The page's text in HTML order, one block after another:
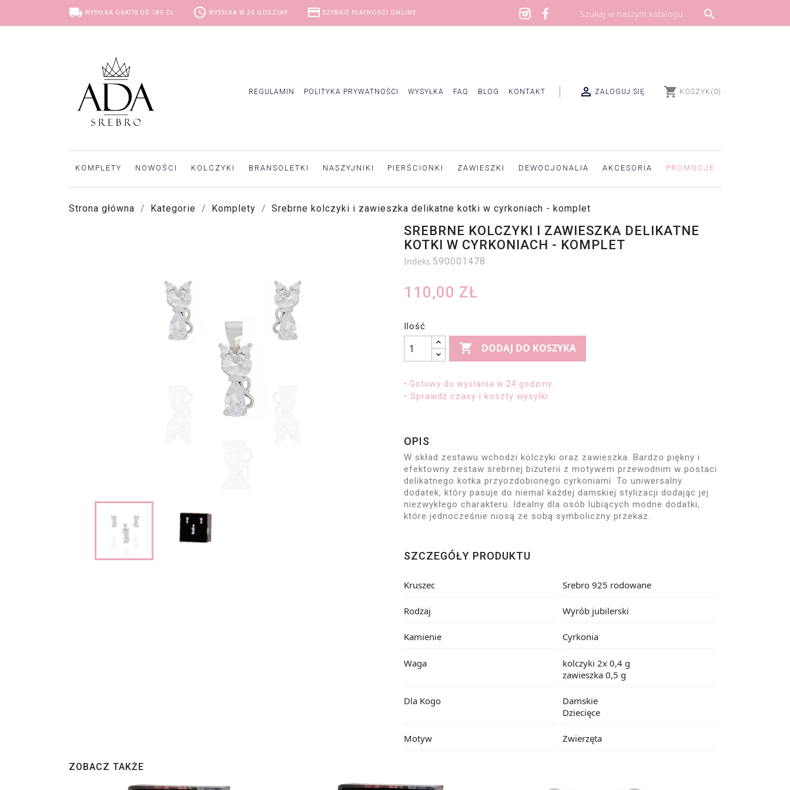
local_shipping WYSYŁKA GRATIS OD 189 ZŁ access_time WYSYŁKA W 24 GODZINY credit_card SZYBKIE PŁATNOŚCI ONLINE 
REGULAMIN POLITYKA PRYWATNOŚCI WYSYŁKA FAQ BLOG KONTAKT  ZALOGUJ SIĘ shopping_cart KOSZYK (0)
KOMPLETY NOWOŚCI KOLCZYKI BRANSOLETKI NASZYJNIKI PIERŚCIONKI ZAWIESZKI DEWOCJONALIA AKCESORIA PROMOCJE
Strona główna Kategorie Komplety Srebrne kolczyki i zawieszka delikatne kotki w cyrkoniach - komplet
SREBRNE KOLCZYKI I ZAWIESZKA DELIKATNE
KOTKI W CYRKONIACH - KOMPLET
Indeks 590001478
110,00 ZŁ
Ilość
 DODAJ DO KOSZYKA
• Gotowy do wysłania w 24 godziny.
• Sprawdź czasy i koszty wysyłki
OPIS
W skład zestawu wchodzi kolczyki oraz zawieszka. Bardzo piękny i
efektowny zestaw srebrnej biżuterii z motywem przewodnim w postaci
delikatnego kotka przyozdobionego cyrkoniami. To uniwersalny
dodatek, który pasuje do niemal każdej damskiej stylizacji dodając jej
niezwykłego charakteru. Idealny dla osób lubiących modne dodatki,
które jednocześnie niosą ze sobą symboliczny przekaz.
SZCZEGÓŁY PRODUKTU
Kruszec Srebro 925 rodowane
Rodzaj Wyrób jubilerski
Kamienie Cyrkonia
Waga
kolczyki 2x 0,4 g
zawieszka 0,5 g
Dla Kogo
Damskie
Dziecięce
Motyw Zwierzęta
ZOBACZ TAKŻE